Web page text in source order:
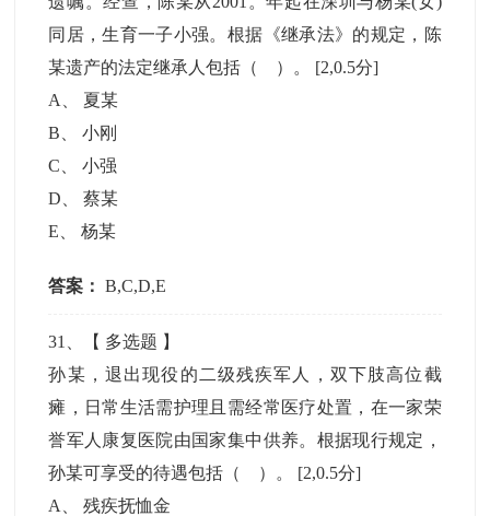
同居，生育一子小强。根据《继承法》的规定，陈
某遗产的法定继承人包括（ ）。 [2,0.5分]
A
夏某
B 、小刚
C 、小强
D 、蔡某
E 、杨某
答案： B,C,D,E
31 、【 多选题 】
孙某，退出现役的二级残疾军人，双下肢高位截
瘫，日常生活需护理且需经常医疗处置，在一家荣
誉军人康复医院由国家集中供养。根据现行规定，
孙某可享受的待遇包括（ ）。 [2,0.5分]
A
、残疾抚恤金